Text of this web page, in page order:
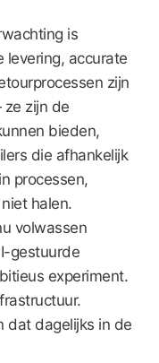
is
levering, accurate
zijn
zijn de
bieden,
die afhankelijk
processen,
halen.
volwassen
gestuurde
experiment.
dat dagelijks in de